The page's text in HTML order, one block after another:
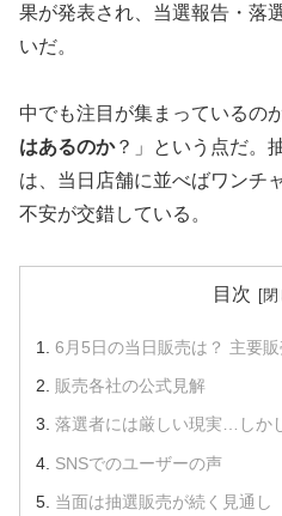
果が発表され、当選報告・落
いだ。
中でも注目が集まっているの
はあるのか？」という点だ。
は、当日店舗に並べばワンチ
不安が交錯している。
目次
6月5日の当日販売は？ 主要
販売各社の公式見解
落選者には厳しい現実…しか
SNSでのユーザーの声
当面は抽選販売が続く見通